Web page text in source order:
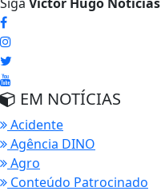
EM NOTÍCIAS
Acidente
Agência DINO
Agro
Conteúdo Patrocinado